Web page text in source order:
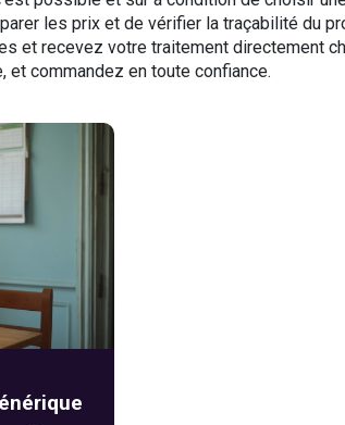
les prix et de vérifier la traçabilité du
et recevez votre traitement directement
commandez en toute confiance.